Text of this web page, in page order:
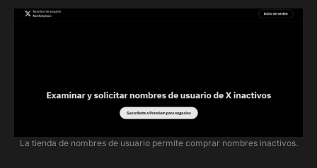
La tienda de nombres de usuario permite comprar nombres inactivos.